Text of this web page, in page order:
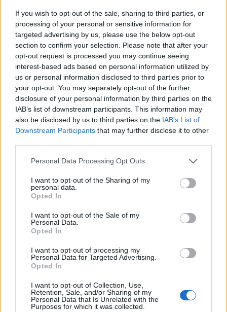
If you wish to opt-out of the sale, sharing to third parties, or
processing of your personal or sensitive information for
targeted advertising by us, please use the below opt-out
section to confirm your selection. Please note that after your
opt-out request is processed you may continue seeing
interest-based ads based on personal information utilized by
us or personal information disclosed to third parties prior to
your opt-out. You may separately opt-out of the further
disclosure of your personal information by third parties on the
IAB’s list of downstream participants. This information may
also be disclosed by us to third parties on the IAB’s List of
Downstream Participants that may further disclose it to other
Please note that this website/app uses one or more Google
not limited to your visit or usage behaviour. You may click to
grant or deny consent to Google and its third-party tags to
use your data for below specified purposes in below Google
consent section.
Personal Data Processing Opt Outs
I want to opt-out of the Sharing of my
personal data.
Opted In
I want to opt-out of the Sale of my
Personal Data.
Opted In
I want to opt-out of processing my
Personal Data for Targeted Advertising.
Opted In
I want to opt-out of Collection, Use,
Retention, Sale, and/or Sharing of my
Personal Data that Is Unrelated with the
Purposes for which it was collected.
Új gyalogosátkelők és jelzőlámpás
csomópont épül Angyalföldön
Másfélszeresére bővítik
Hódmezővásárhely jó hírű református
iskoláját
árnyékában?